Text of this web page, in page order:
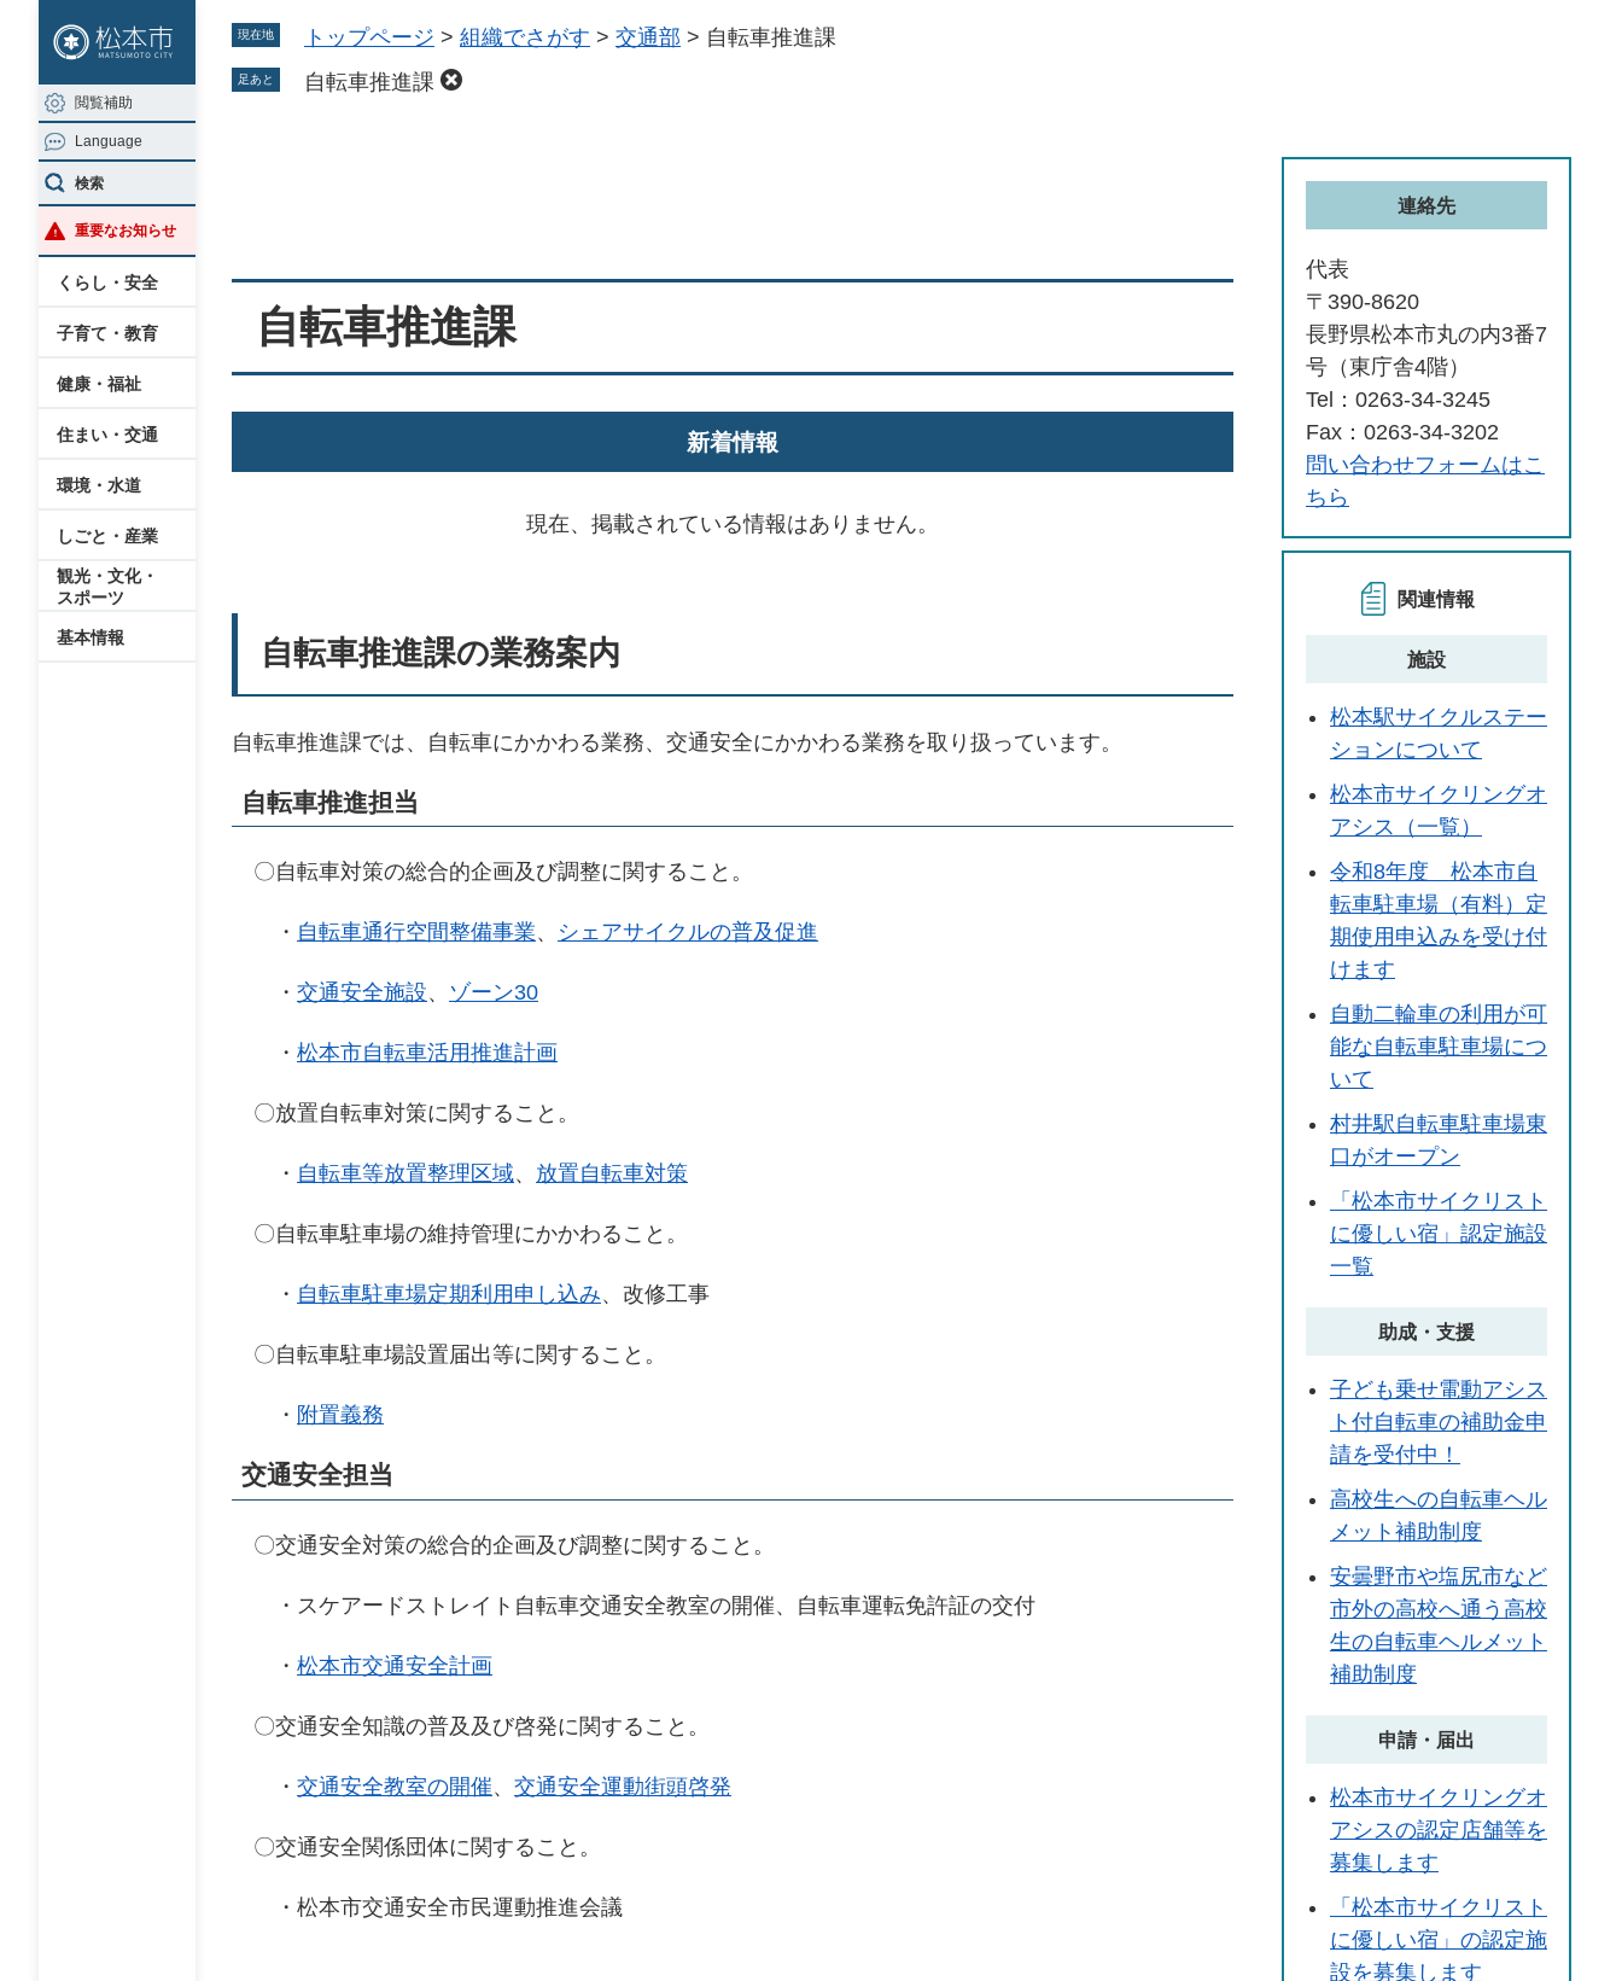
ジ
の
先
頭
で
す
ュ
ー
を
飛
ば
し
閲覧補助
Language
検索
重要なお知らせ
くらし・安全
子育て・教育
健康・福祉
住まい・交通
環境・水道
しごと・産業
観光・文化・
スポーツ
基本情報
現在地 トップページ > 組織でさがす > 交通部 > 自転車推進課
足あと 自転車推進課
自転車推進課
新着情報
現在、掲載されている情報はありません。
自転車推進課の業務案内
自転車推進課では、自転車にかかわる業務、交通安全にかかわる業務を取り扱っています。
自転車推進担当
〇自転車対策の総合的企画及び調整に関すること。
・ 自転車通行空間整備事業、 シェアサイクルの普及促進
・ 交通安全施設、 ゾーン30
・ 松本市自転車活用推進計画
〇放置自転車対策に関すること。
・ 自転車等放置整理区域、 放置自転車対策
〇自転車駐車場の維持管理にかかわること。
・ 自転車駐車場定期利用申し込み、改修工事
〇自転車駐車場設置届出等に関すること。
・ 附置義務
交通安全担当
〇交通安全対策の総合的企画及び調整に関すること。
・スケアードストレイト自転車交通安全教室の開催、自転車運転免許証の交付
・ 松本市交通安全計画
〇交通安全知識の普及及び啓発に関すること。
・ 交通安全教室の開催、 交通安全運動街頭啓発
〇交通安全関係団体に関すること。
・松本市交通安全市民運動推進会議
連絡先
代表
〒390-8620
長野県松本市丸の内3番7
号（東庁舎4階）
Tel：0263-34-3245
Fax：0263-34-3202
問い合わせフォームはこ
ちら
関連情報
施設
松本駅サイクルステー
ションについて
松本市サイクリングオ
アシス（一覧）
令和8年度 松本市自
転車駐車場（有料）定
期使用申込みを受け付
けます
自動二輪車の利用が可
能な自転車駐車場につ
いて
村井駅自転車駐車場東
口がオープン
「松本市サイクリスト
に優しい宿」認定施設
一覧
助成・支援
子ども乗せ電動アシス
ト付自転車の補助金申
請を受付中！
高校生への自転車ヘル
メット補助制度
安曇野市や塩尻市など
市外の高校へ通う高校
生の自転車ヘルメット
補助制度
申請・届出
松本市サイクリングオ
アシスの認定店舗等を
募集します
「松本市サイクリスト
に優しい宿」の認定施
設を募集します